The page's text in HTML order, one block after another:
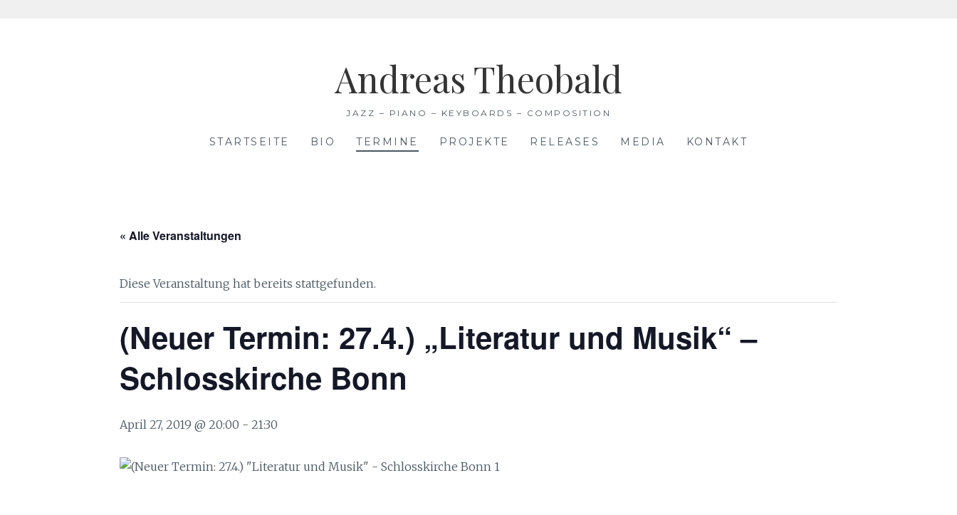
Andreas Theobald
JAZZ – PIANO – KEYBOARDS – COMPOSITION
STARTSEITE BIO TERMINE PROJEKTE RELEASES MEDIA KONTAKT
« Alle Veranstaltungen
Diese Veranstaltung hat bereits stattgefunden.
(Neuer Termin: 27.4.) „Literatur und Musik“ –
Schlosskirche Bonn
April 27, 2019 @ 20:00 - 21:30